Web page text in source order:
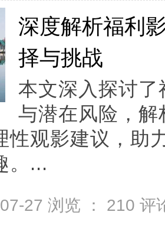
深度解析福利
择与挑战
本文深入探讨
与潜在风险，
性观影建议，助
。...
27 浏览 ： 210 评